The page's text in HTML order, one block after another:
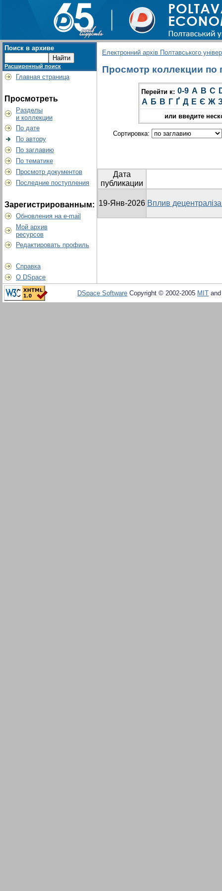
Поиск в архиве
Расширенный поиск
Главная страница
Просмотреть
Разделы
и коллекции
По дате
По автору
По заглавию
По тематике
Просмотр документов
Последние поступления
Зарегистрированным:
Обновления на e-mail
Мой архив
ресурсов
Редактировать профиль
Справка
О DSpace
Електронний архів Полтавського
Просмотр коллекции по
Перейти к: 0-9 A B C
А Б В Г Ґ Д Е Є Ж
или введите
Сортировка:
Дата
публикации
19-Янв-2026 Вплив
DSpace Software Copyright © 2002-2005 MIT